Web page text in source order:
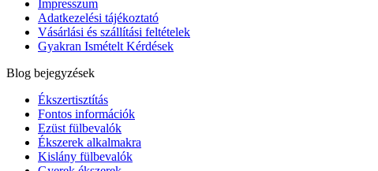
Impresszum
Adatkezelési tájékoztató
Vásárlási és szállítási feltételek
Gyakran Ismételt Kérdések
Blog bejegyzések
Ékszertisztítás
Fontos információk
Ezüst fülbevalók
Ékszerek alkalmakra
Kislány fülbevalók